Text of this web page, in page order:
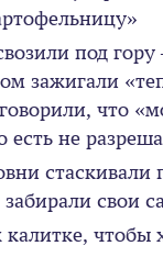
под гору
зажигали
что
есть не
стаскивали
свои
чтобы